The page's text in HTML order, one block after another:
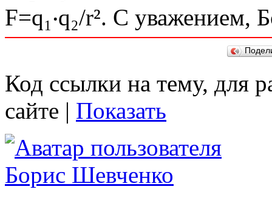
F=q₁‧q₂/r². С уважением,
Код ссылки на тему, для
сайте | Показать
Борис Шевченко